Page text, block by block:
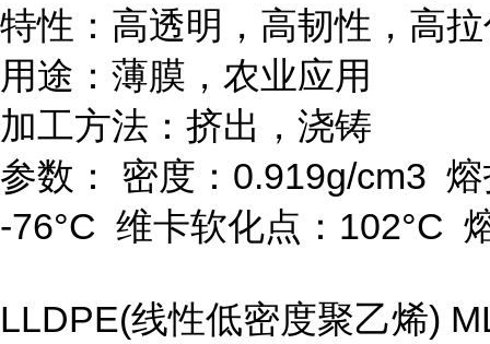
特性：高透明，高韧性，高
用途：薄膜，农业应用
加工方法：挤出，浇铸
参数：
密度： 0.919g/cm3
-76°C 维卡软化点： 102°C
LLDPE(线性低密度聚乙烯)